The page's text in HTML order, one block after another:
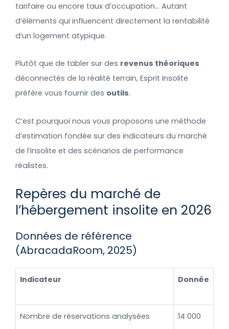
tarifaire ou encore taux d’occupation… Autant
d’éléments qui influencent directement la rentabilité
d’un logement atypique.
Plutôt que de tabler sur des revenus théoriques
déconnectés de la réalité terrain, Esprit Insolite
préfère vous fournir des outils.
C’est pourquoi nous vous proposons une méthode
d’estimation fondée sur des indicateurs du marché
de l’insolite et des scénarios de performance
réalistes.
Repères du marché de
l’hébergement insolite en 2026
Données de référence
(AbracadaRoom, 2025)
Indicateur Donnée
Nombre de réservations analysées 14 000